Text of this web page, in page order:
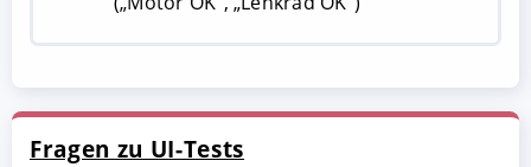
Fragen zu UI-Tests